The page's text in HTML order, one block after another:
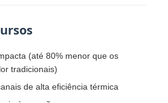
(até 80% menor que os
tradicionais)
de alta eficiência térmica